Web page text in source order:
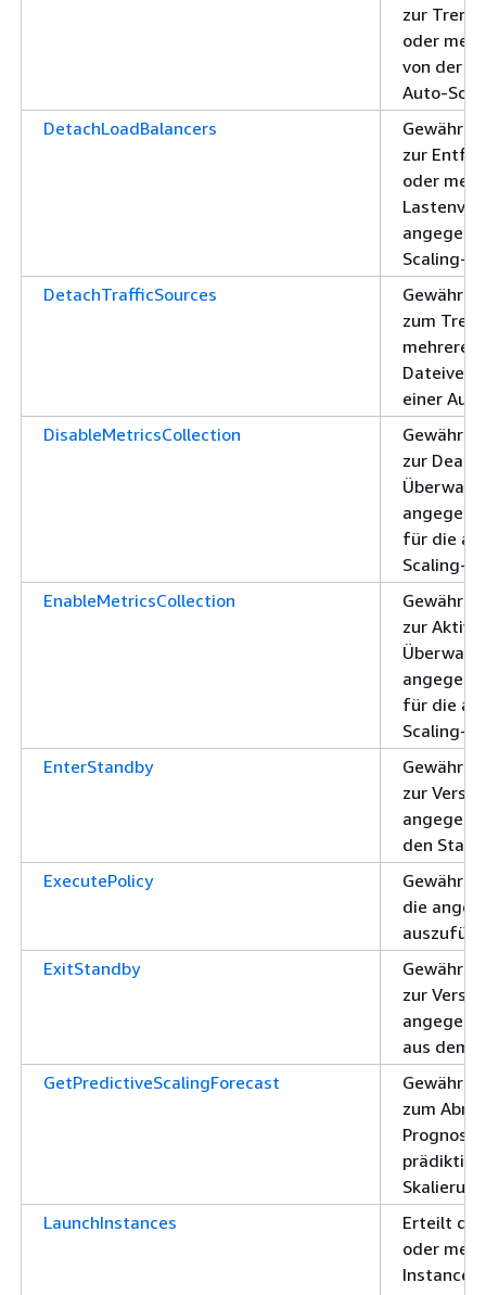
zur
oder
von der
Auto-
DetachLoadBalancers
Gewährt
zur
oder
Scaling-
DetachTrafficSources
Gewährt
zum
mehrerer
einer
DisableMetricsCollection
Gewährt
zur
für die
Scaling-
EnableMetricsCollection
Gewährt
zur
für die
Scaling-
EnterStandby
Gewährt
zur
den
ExecutePolicy
Gewährt
die
ExitStandby
Gewährt
zur
aus dem
GetPredictiveScalingForecast
Gewährt
zum
prädiktive
LaunchInstances
Erteilt die
oder
Instances